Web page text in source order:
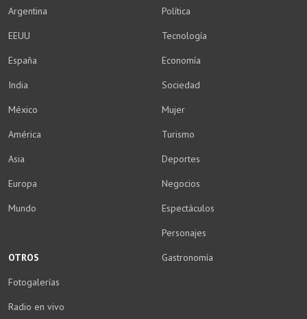
Argentina
EEUU
España
India
México
América
Asia
Europa
Mundo
Política
Tecnología
Economía
Sociedad
Mujer
Turismo
Deportes
Negocios
Espectáculos
Personajes
Gastronomía
OTROS
Fotogalerías
Radio en vivo